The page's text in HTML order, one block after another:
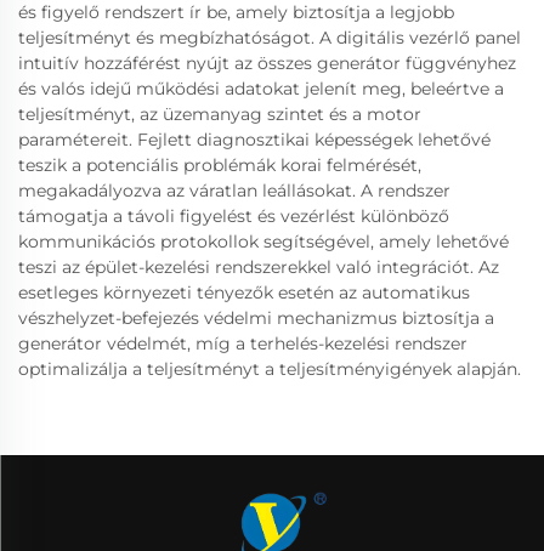
és figyelő rendszert ír be, amely biztosítja a legjobb
teljesítményt és megbízhatóságot. A digitális vezérlő panel
intuitív hozzáférést nyújt az összes generátor függvényhez
és valós idejű működési adatokat jelenít meg, beleértve a
teljesítményt, az üzemanyag szintet és a motor
paramétereit. Fejlett diagnosztikai képességek lehetővé
teszik a potenciális problémák korai felmérését,
megakadályozva az váratlan leállásokat. A rendszer
támogatja a távoli figyelést és vezérlést különböző
kommunikációs protokollok segítségével, amely lehetővé
teszi az épület-kezelési rendszerekkel való integrációt. Az
esetleges környezeti tényezők esetén az automatikus
vészhelyzet-befejezés védelmi mechanizmus biztosítja a
generátor védelmét, míg a terhelés-kezelési rendszer
optimalizálja a teljesítményt a teljesítményigények alapján.